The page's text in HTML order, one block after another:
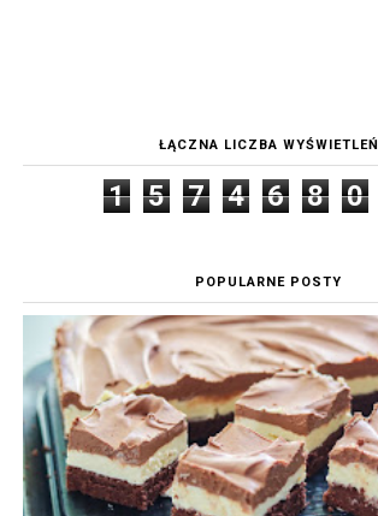
ŁĄCZNA LICZBA WYŚWIETLEŃ
1 5 7 4 6 8 0
POPULARNE POSTY